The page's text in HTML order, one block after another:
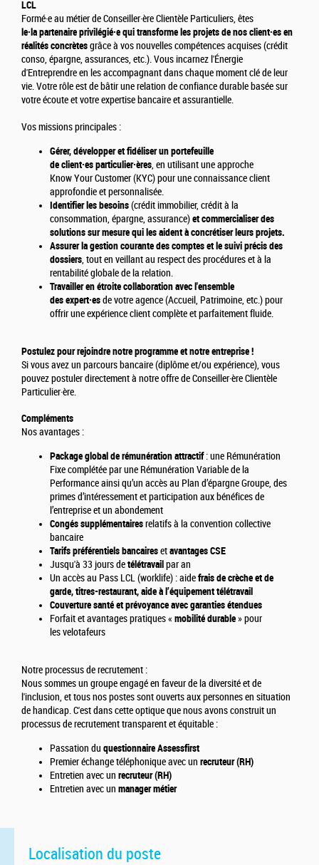
LCL
Formé·e au métier de Conseiller·ère Clientèle Particuliers, êtes
le·la partenaire privilégié·e qui transforme les projets de nos client·es en
réalités concrètesgrâce à vos nouvelles compétences acquises (crédit
conso, épargne, assurances, etc.). Vous incarnez l'Énergie
d'Entreprendre en les accompagnant dans chaque moment clé de leur
vie. Votre rôle est de bâtir une relation de confiance durable basée sur
votre écoute et votre expertise bancaire et assurantielle.
Vos missions principales :
Gérer, développer et fidéliser un portefeuille
de client·es particulier·ères, en utilisant une approche
Know Your Customer (KYC) pour une connaissance client
approfondie et personnalisée.
Identifier les besoins(crédit immobilier, crédit à la
consommation, épargne, assurance)et commercialiser des
solutions sur mesure qui les aident à concrétiser leurs projets.
Assurer la gestion courante des comptes et le suivi précis des
dossiers, tout en veillant au respect des procédures et à la
rentabilité globale de la relation.
Travailler en étroite collaboration avec l'ensemble
des expert·esde votre agence (Accueil, Patrimoine, etc.) pour
offrir une expérience client complète et parfaitement fluide.
Postulez pour rejoindre notre programme et notre entreprise !
Si vous avez un parcours bancaire (diplôme et/ou expérience), vous
pouvez postuler directement à notre offre de Conseiller·ère Clientèle
Particulier·ère.
Compléments
Nos avantages :
Package global de rémunération attractif: une Rémunération
Fixe complétée par une Rémunération Variable de la
Performance ainsi qu’un accès au Plan d’épargne Groupe, des
primes d’intéressement et participation aux bénéfices de
l’entreprise et un abondement
Congés supplémentairesrelatifs à la convention collective
bancaire
Tarifs préférentiels bancairesetavantages CSE
Jusqu'à 33 jours detélétravailpar an
Un accès au Pass LCL (worklife) : aidefrais de crèche et de
garde, titres-restaurant, aide à l’équipement télétravail
Couverture santé et prévoyance avec garanties étendues
Forfait et avantages pratiques « mobilité durable» pour
les velotafeurs
Notre processus de recrutement :
Nous sommes un groupe engagé en faveur de la diversité et de
l'inclusion, et tous nos postes sont ouverts aux personnes en situation
de handicap. C'est dans cette optique que nous avons construit un
processus de recrutement transparent et équitable :
Passation du questionnaire Assessfirst
Premier échange téléphonique avec un recruteur (RH)
Entretien avec un recruteur (RH)
Entretien avec un manager métier
Localisation du poste